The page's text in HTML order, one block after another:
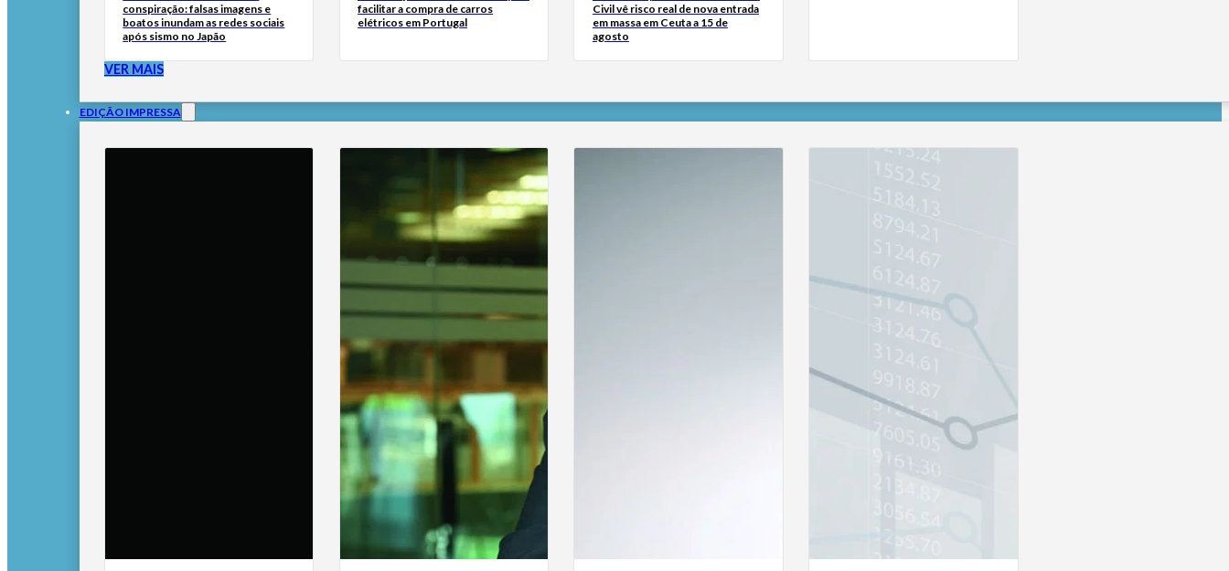
conspiração: falsas imagens e
boatos inundam as redes sociais
após sismo no Japão
facilitar a compra de carros
elétricos em Portugal
Civil vê risco real de nova entrada
em massa em Ceuta a 15 de
agosto
VER MAIS
EDIÇÃO IMPRESSA